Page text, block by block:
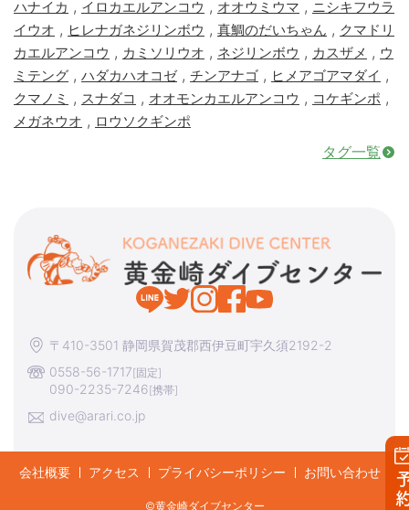
ハナイカ , イロカエルアンコウ , オオウミウマ , ニシキフウラ
イウオ , ヒレナガネジリンボウ , 真鯛のだいちゃん , クマドリ
カエルアンコウ , カミソリウオ , ネジリンボウ , カスザメ , ウ
ミテング , ハダカハオコゼ, チンアナゴ , ヒメアゴアマダイ ,
クマノミ , スナダコ , オオモンカエルアンコウ , コケギンポ ,
メガネウオ , ロウソクギンポ
タグ一覧
〒410-3501 静岡県賀茂郡西伊豆町宇久須2192-2
0558-56-1717[固定]
090-2235-7246[携帯]
dive@arari.co.jp
会社概要 アクセス プライバシーポリシー お問い合わせ
©︎黄金崎ダイブセンター